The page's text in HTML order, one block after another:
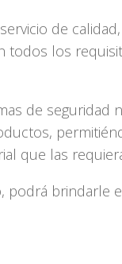
de calidad,
todos los
de seguridad
que las
podrá brindarle